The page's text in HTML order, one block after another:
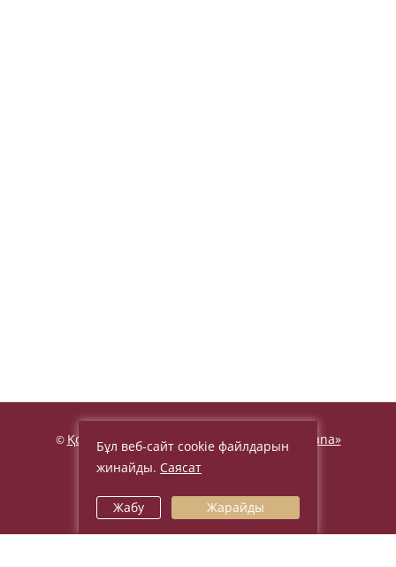
© Қонақ үй «Beijing Palace Soluxe Hotel Astana»
2026, Ресми сайт
Заңды ережелер мен шарттар
Бұл веб-сайт cookie файлдарын
жинайды. Саясат
Жабу Жарайды